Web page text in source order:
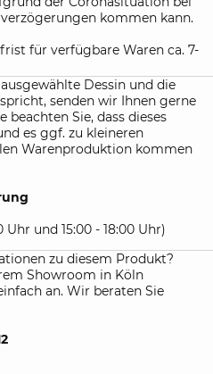
kommen kann.
für verfügbare Waren ca. 7-
Dessin und die
senden wir Ihnen gerne
Sie, dass dieses
es ggf. zu kleineren
Warenproduktion kommen
und 15:00 - 18:00 Uhr)
zu diesem Produkt?
Showroom in Köln
an. Wir beraten Sie